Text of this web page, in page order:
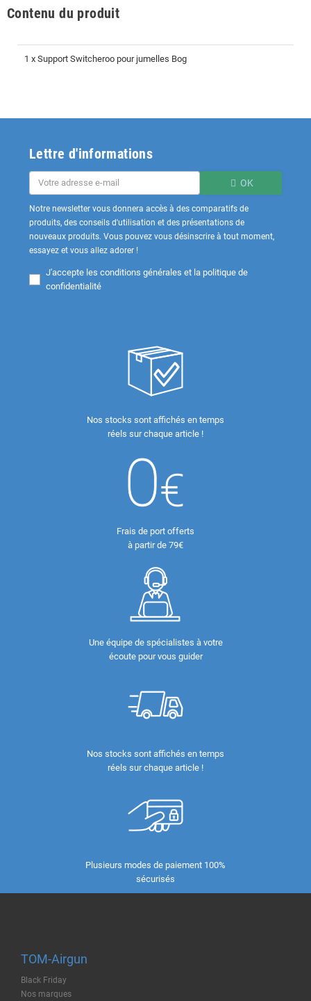
Contenu du produit
1 x Support Switcheroo pour jumelles Bog
Lettre d'informations
OK
Notre newsletter vous donnera accès à des comparatifs de
produits, des conseils d'utilisation et des présentations de
nouveaux produits. Vous pouvez vous désinscrire à tout moment,
essayez et vous allez adorer !
J'accepte les conditions générales et la politique de
confidentialité
Nos stocks sont affichés en temps
réels sur chaque article !
Frais de port offerts
à partir de 79€
Une équipe de spécialistes à votre
écoute pour vous guider
Nos stocks sont affichés en temps
réels sur chaque article !
Plusieurs modes de paiement 100%
sécurisés
TOM-Airgun
Black Friday
Nos marques